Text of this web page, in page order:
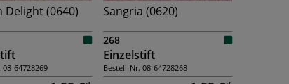
Delight (0640)
08-64728269
Sangria (0620)
268
Einzelstift
Bestell-Nr. 08-64728268